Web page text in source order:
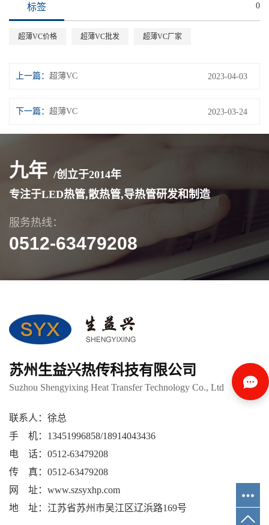
标签 0
超薄VC价格 超薄VC批发 超薄VC厂家
上一篇： 超薄VC 2023-04-03
下一篇： 超薄VC 2023-03-24
九年 /创立于2014年
专注于LED热管,散热管,导热管研发和制造
服务热线：
0512-63479208
苏州生益兴热传科技有限公司
Suzhou Shengyixing Heat Transfer Technology Co., Ltd
联系人：徐总
手 机：13451996858/18914043436
电 话：0512-63479208
传 真：0512-63479208
网 址：www.szsyxhp.com
地 址：江苏省苏州市吴江区辽浜路169号